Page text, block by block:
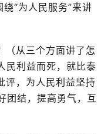
“为人民服务”来讲
（从三个方面讲了怎
民利益而死，就比泰
评，为人民利益坚持
团结，提高勇气，互